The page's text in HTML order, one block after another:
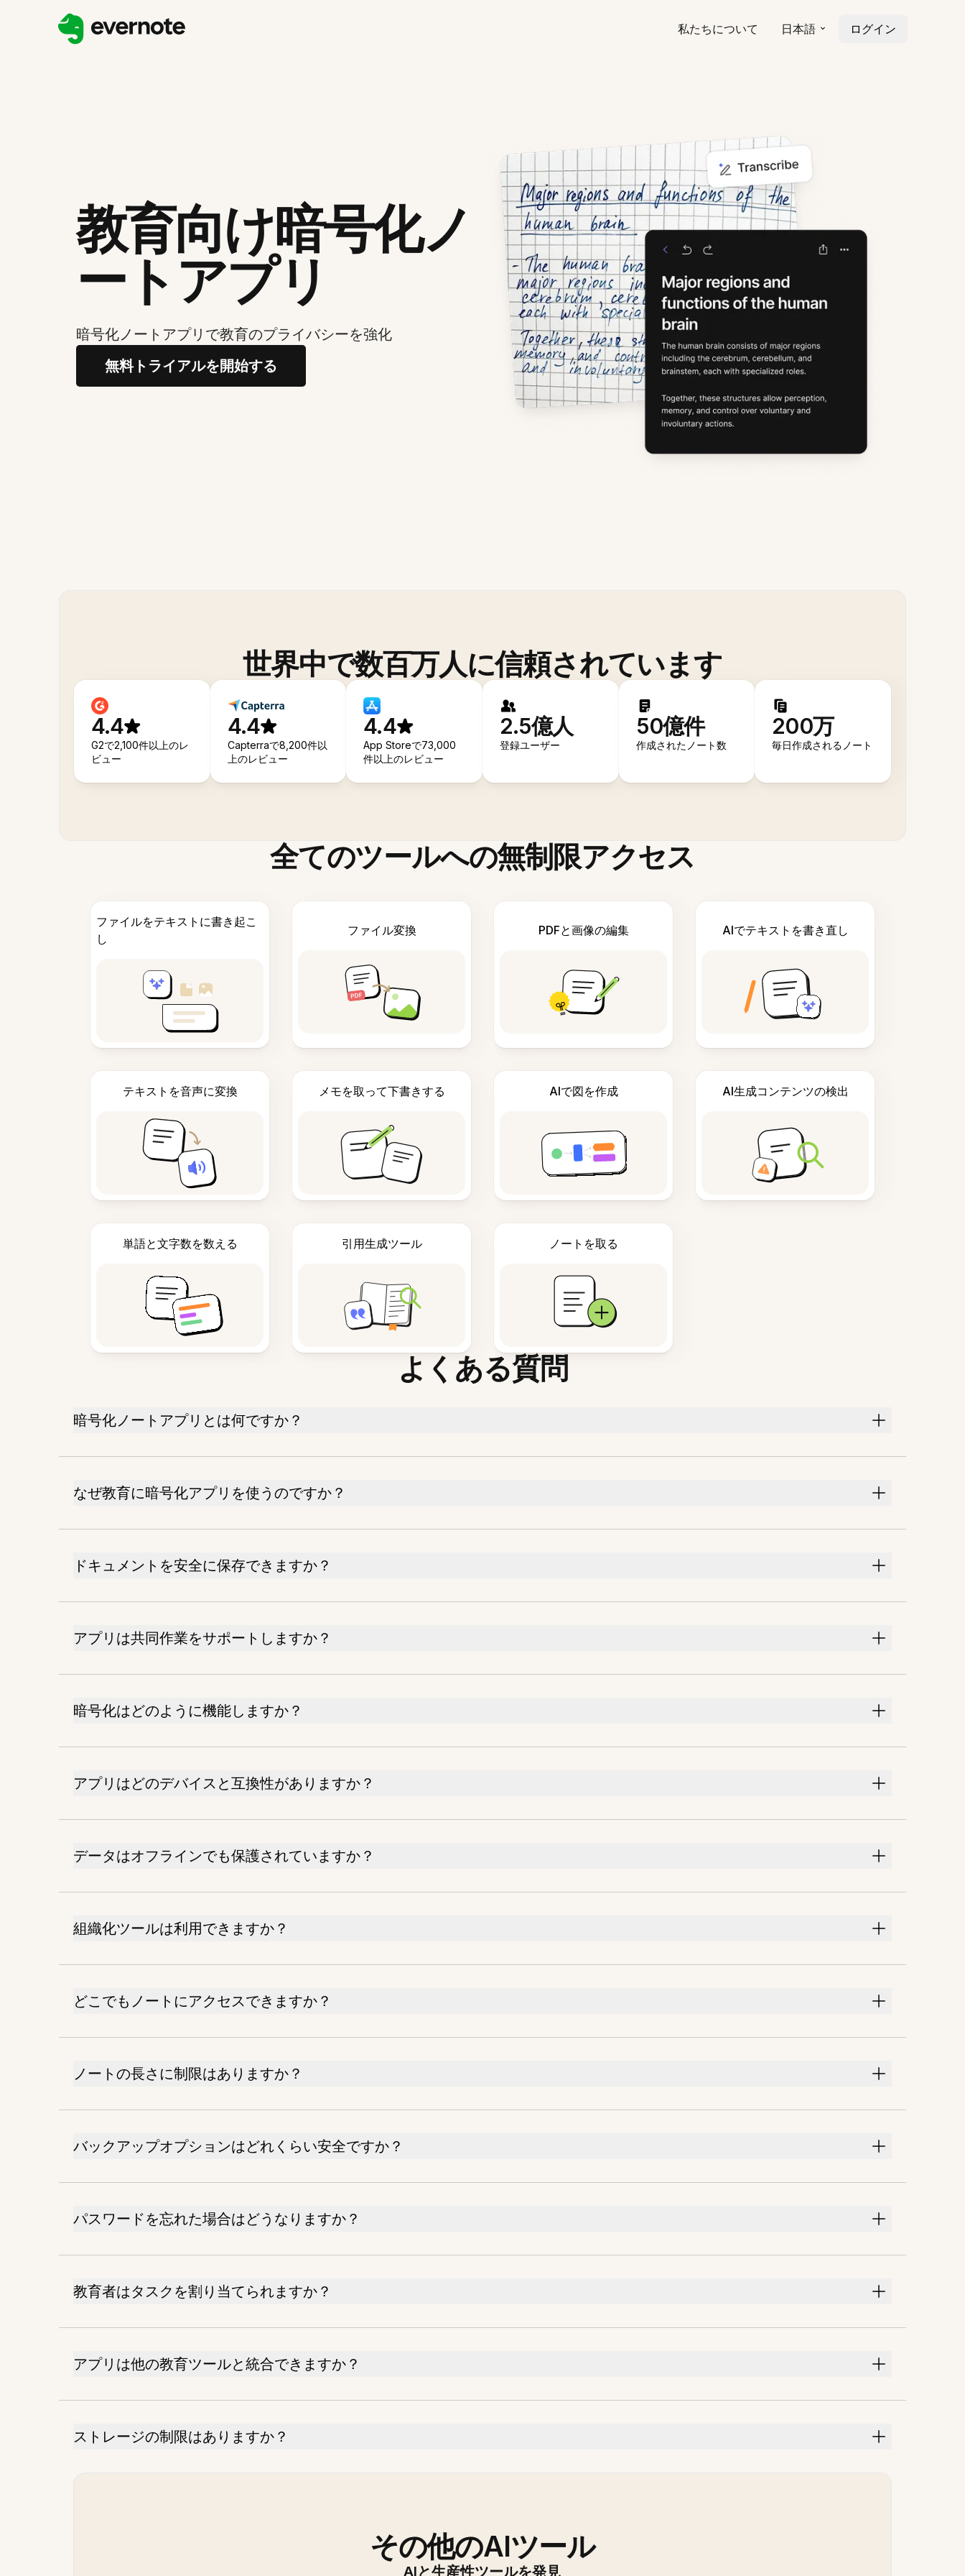
私たちについて 日本語 ログイン
教育向け暗号化ノ
ートアプリ
暗号化ノートアプリで教育のプライバシーを強化
無料トライアルを開始する
世界中で数百万人に信頼されています
4.4
G2で2,100件以上のレ
ビュー
4.4
Capterraで8,200件以
上のレビュー
4.4
App Storeで73,000
件以上のレビュー
2.5億人
登録ユーザー
50億件
作成されたノート数
200万
毎日作成されるノート
全てのツールへの無制限アクセス
ファイルをテキストに書き起こ
し
ファイル変換 PDFと画像の編集 AIでテキストを書き直し
テキストを音声に変換 メモを取って下書きする AIで図を作成 AI生成コンテンツの検出
単語と文字数を数える 引用生成ツール ノートを取る
よくある質問
暗号化ノートアプリとは何ですか？
なぜ教育に暗号化アプリを使うのですか？
ドキュメントを安全に保存できますか？
アプリは共同作業をサポートしますか？
暗号化はどのように機能しますか？
アプリはどのデバイスと互換性がありますか？
データはオフラインでも保護されていますか？
組織化ツールは利用できますか？
どこでもノートにアクセスできますか？
ノートの長さに制限はありますか？
バックアップオプションはどれくらい安全ですか？
パスワードを忘れた場合はどうなりますか？
教育者はタスクを割り当てられますか？
アプリは他の教育ツールと統合できますか？
ストレージの制限はありますか？
その他のAIツール
AIと生産性ツールを発見